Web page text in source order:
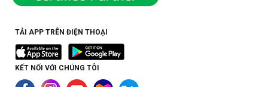
TẢI APP TRÊN ĐIỆN THOẠI
KẾT NỐI VỚI CHÚNG TÔI